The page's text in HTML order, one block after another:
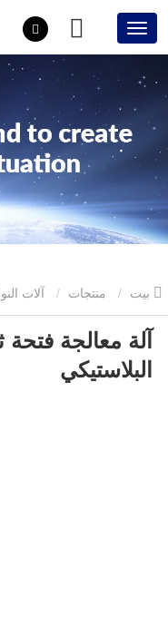
منتجات آلات
المفتاح للملف البلاستيكي
آلة معالجة
البلاستيكي